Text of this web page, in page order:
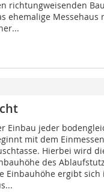
richtungweisenden
ehemalige Messehaus
Einbau jeder
mit dem
Hierbei wird
des
Einbauhöhe ergibt sich